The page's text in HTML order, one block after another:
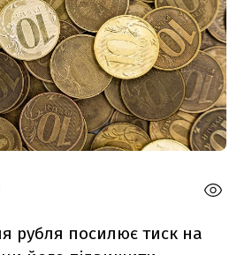
рубля посилює тиск на